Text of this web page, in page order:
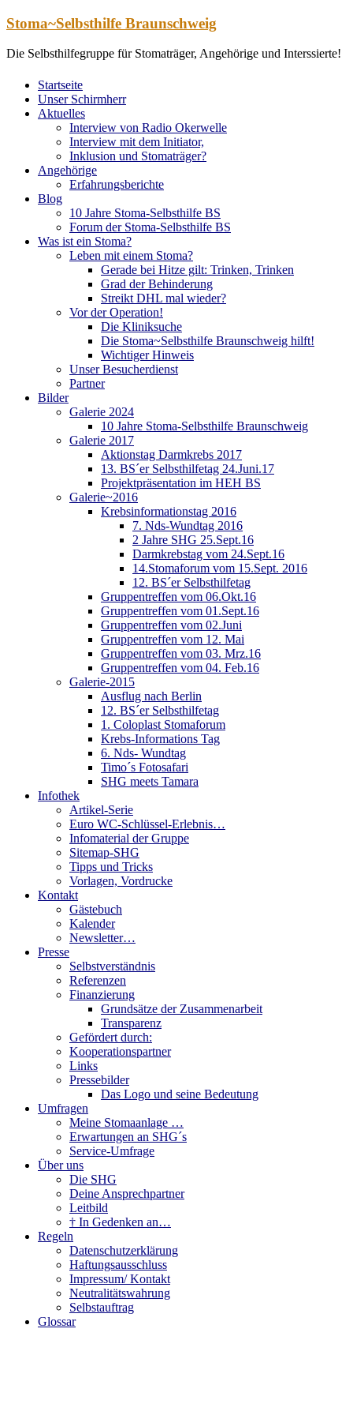
Zum
springen
Stoma~Selbsthilfe Braunschweig
Die Selbsthilfegruppe für Stomaträger, Angehörige und Interssierte!
Startseite
Unser Schirmherr
Aktuelles
Interview von Radio Okerwelle
Interview mit dem Initiator,
Inklusion und Stomaträger?
Angehörige
Erfahrungsberichte
Blog
10 Jahre Stoma-Selbsthilfe BS
Forum der Stoma-Selbsthilfe BS
Was ist ein Stoma?
Leben mit einem Stoma?
Gerade bei Hitze gilt: Trinken, Trinken
Grad der Behinderung
Streikt DHL mal wieder?
Vor der Operation!
Die Kliniksuche
Die Stoma~Selbsthilfe Braunschweig hilft!
Wichtiger Hinweis
Unser Besucherdienst
Partner
Bilder
Galerie 2024
10 Jahre Stoma-Selbsthilfe Braunschweig
Galerie 2017
Aktionstag Darmkrebs 2017
13. BS´er Selbsthilfetag 24.Juni.17
Projektpräsentation im HEH BS
Galerie~2016
Krebsinformationstag 2016
7. Nds-Wundtag 2016
2 Jahre SHG 25.Sept.16
Darmkrebstag vom 24.Sept.16
14.Stomaforum vom 15.Sept. 2016
12. BS´er Selbsthilfetag
Gruppentreffen vom 06.Okt.16
Gruppentreffen vom 01.Sept.16
Gruppentreffen vom 02.Juni
Gruppentreffen vom 12. Mai
Gruppentreffen vom 03. Mrz.16
Gruppentreffen vom 04. Feb.16
Galerie-2015
Ausflug nach Berlin
12. BS´er Selbsthilfetag
1. Coloplast Stomaforum
Krebs-Informations Tag
6. Nds- Wundtag
Timo´s Fotosafari
SHG meets Tamara
Infothek
Artikel-Serie
Euro WC-Schlüssel-Erlebnis…
Infomaterial der Gruppe
Sitemap-SHG
Tipps und Tricks
Vorlagen, Vordrucke
Kontakt
Gästebuch
Kalender
Newsletter…
Presse
Selbstverständnis
Referenzen
Finanzierung
Grundsätze der Zusammenarbeit
Transparenz
Gefördert durch:
Kooperationspartner
Links
Pressebilder
Das Logo und seine Bedeutung
Umfragen
Meine Stomaanlage …
Erwartungen an SHG´s
Service-Umfrage
Über uns
Die SHG
Deine Ansprechpartner
Leitbild
† In Gedenken an…
Regeln
Datenschutzerklärung
Haftungsausschluss
Impressum/ Kontakt
Neutralitätswahrung
Selbstauftrag
Glossar